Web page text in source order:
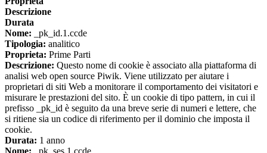
Descrizione
Durata
Nome: _pk_id.1.ccde
Tipologia: analitico
Proprieta: Prime Parti
Descrizione: Questo nome di cookie è associato alla piattaforma di
analisi web open source Piwik. Viene utilizzato per aiutare i
proprietari di siti Web a monitorare il comportamento dei visitatori e
misurare le prestazioni del sito. È un cookie di tipo pattern, in cui il
prefisso _pk_id è seguito da una breve serie di numeri e lettere, che
si ritiene sia un codice di riferimento per il dominio che imposta il
cookie.
Durata: 1 anno